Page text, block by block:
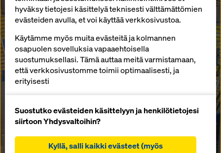
Referenssit
Dokan tuotteet
taistelussa
ilmastonmuuto
sta vastaan
25.03.2019 |Suomi
hyväksy tietojesi käsittelyä teknisesti välttämättömien
evästeiden avulla, et voi käyttää verkkosivustoa.
Käytämme myös muita evästeitä ja kolmannen
osapuolen sovelluksia vapaaehtoisella
suostumuksellasi. Tämä auttaa meitä varmistamaan,
että verkkosivustomme toimii optimaalisesti, ja
erityisesti
toiminnallisuutta (toiminnalliset ja tilastolliset
evästeet),
verkkokauppaa käytettäessä (toiminnalliset ja
Suostutko evästeiden käsittelyyn ja henkilötietojesi
siirtoon Yhdysvaltoihin?
Kyllä, salli kaikki evästeet (myös